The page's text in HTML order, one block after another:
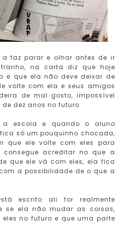
a faz parar e olhar antes de ir
na carta diz que hoje
e que ela não deve deixar de
volte com ela e seus amigos
de mal gosto, impossível
dez anos no futuro.
a escola e quando o aluno
só um pouquinho chocada,
que ele volte com eles para
acreditar no que a
que ele vá com eles, ela fica
a possibilidade de o que a
escrito ali for realmente
se ela não mudar as coisas,
eles no futuro e que uma parte